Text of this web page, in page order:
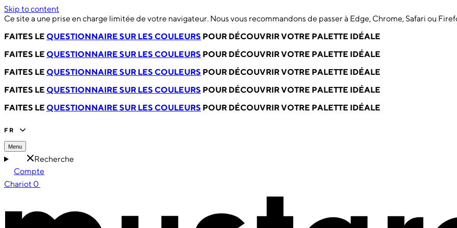
Skip to content
Ce site a une prise en charge limitée de votre navigateur. Nous vous recommandons de passer à Edge, Chrome, Safari ou
FAITES LE QUESTIONNAIRE SUR LES COULEURS POUR DÉCOUVRIR VOTRE PALETTE IDÉALE
FAITES LE QUESTIONNAIRE SUR LES COULEURS POUR DÉCOUVRIR VOTRE PALETTE IDÉALE
FAITES LE QUESTIONNAIRE SUR LES COULEURS POUR DÉCOUVRIR VOTRE PALETTE IDÉALE
FAITES LE QUESTIONNAIRE SUR LES COULEURS POUR DÉCOUVRIR VOTRE PALETTE IDÉALE
FAITES LE QUESTIONNAIRE SUR LES COULEURS POUR DÉCOUVRIR VOTRE PALETTE IDÉALE
FR
Menu
Recherche
Compte
Chariot 0